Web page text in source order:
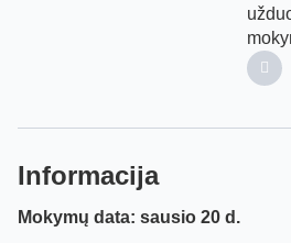
Informacija
Mokymų data: sausio 20 d.